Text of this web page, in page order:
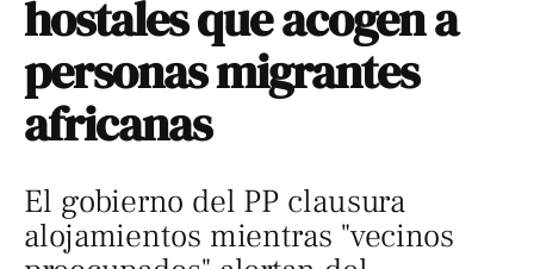
hostales que acogen a
personas migrantes
africanas
El gobierno del PP clausura
alojamientos mientras "vecinos